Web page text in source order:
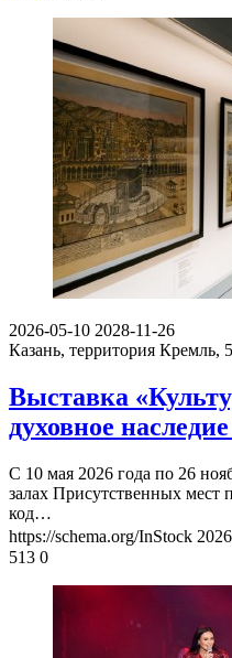
2026-05-10 2028-11-26
Казань, территория Кремль, 5
Выставка
духовное
С 10 мая 2026 года по 26
залах Присутственных мест
код…
https://schema.org/InStock
513 0